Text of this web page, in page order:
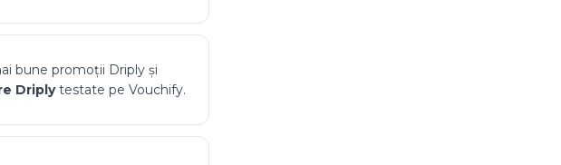
bune promoții Driply și
Driplytestate pe Vouchify.